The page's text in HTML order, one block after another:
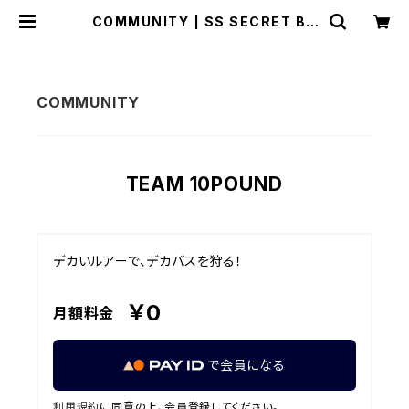
COMMUNITY | SS SECRET BA
TEAM 10POUND
デカいルアーで、デカバスを狩る！
月額料金 ￥0
で会員になる